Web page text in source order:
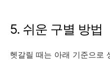
5. 쉬운 구별 방법
헷갈릴 때는 아래 기준으로